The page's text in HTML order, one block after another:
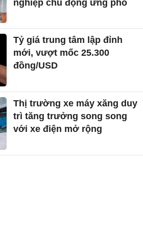
nghiệp chủ động ứng phó
Tỷ giá trung tâm lập đỉnh
mới, vượt mốc 25.300
đồng/USD
Thị trường xe máy xăng duy
trì tăng trưởng song song
với xe điện mở rộng